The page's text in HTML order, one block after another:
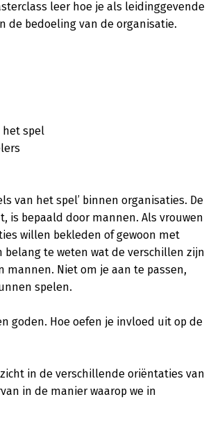
leer hoe je als leidinggevende
de bedoeling van de organisatie.
het spel
van het spel’ binnen organisaties. De
is bepaald door mannen. Als vrouwen
willen bekleden of gewoon met
te weten wat de verschillen zijn
mannen. Niet om je aan te passen,
spelen.
goden. Hoe oefen je invloed uit op de
in de verschillende oriëntaties van
in de manier waarop we in